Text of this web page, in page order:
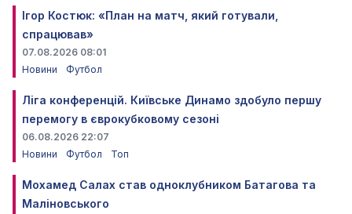
Ігор Костюк: «План на матч, який готували,
спрацював»
07.08.2026 08:01
Новини
Футбол
Ліга конференцій. Київське Динамо здобуло першу
перемогу в єврокубковому сезоні
06.08.2026 22:07
Новини
Футбол Топ
Мохамед Салах став одноклубником Батагова та
Маліновського